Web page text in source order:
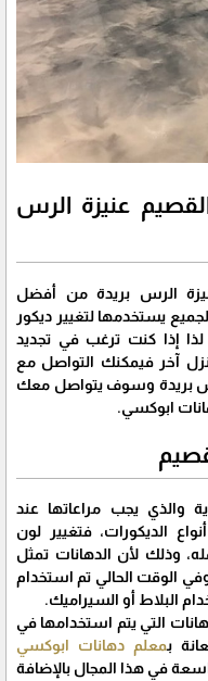
عنيزة الرس
الرس بريدة من أفضل
يستخدمها لتغيير ديكور
لذا إذا كنت ترغب في تجديد
آخر فيمكنك التواصل مع
بريدة وسوف يتواصل معك
ابوكسي.
والذي يجب مراعاتها عند
الديكورات، فتغيير لون
وذلك لأن الدهانات تمثل
الوقت الحالي تم استخدام
البلاط أو السيراميك.
التي يتم استخدامها في
بمعلم دهانات ابوكسي
في هذا المجال بالإضافة